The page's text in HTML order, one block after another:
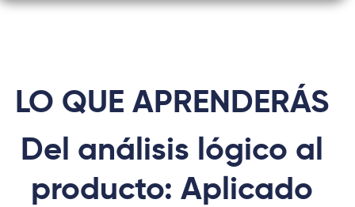
LO QUE APRENDERÁS
Del análisis lógico al
producto: Aplicado